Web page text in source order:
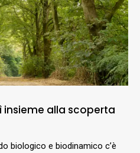
insieme alla scoperta
biologico e biodinamico c’è